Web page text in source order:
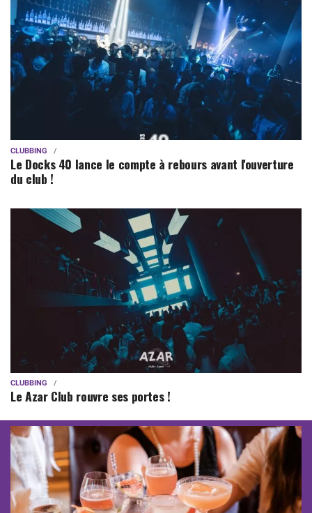
CLUBBING
Le Docks 40 lance le compte à rebours avant l'ouverture
du club !
CLUBBING
Le Azar Club rouvre ses portes !